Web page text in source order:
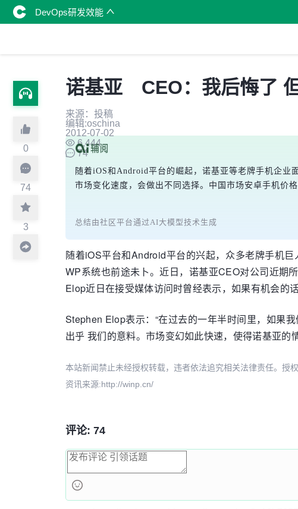
DevOps研发效能
0
74
3
诺基亚 CEO：我后悔了
来源：投稿
编辑:oschina
2012-07-02
6,444
74
随着iOS和Android平台的崛起，诺基亚等老牌手机企业
市场变化速度，会做出不同选择。中国市场安卓手机价
总结由社区平台通过AI大模型技术生成
随着iOS平台和Android平台的兴起，众多老牌手机
WP系统也前途未卜。近日，诺基亚CEO对公司近期
Elop近日在接受媒体访问时曾经表示，如果有机会的
Stephen Elop表示：“在过去的一年半时间里，如果
出乎 我们的意料。市场变幻如此快速，使得诺基亚
本站新闻禁止未经授权转载，违者依法追究相关法律责任。授
资讯来源:http://winp.cn/
评论: 74